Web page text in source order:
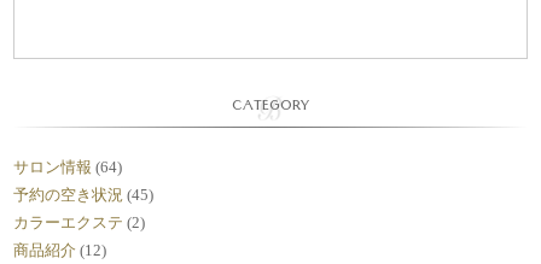
CATEGORY
サロン情報 (64)
予約の空き状況 (45)
カラーエクステ (2)
商品紹介 (12)